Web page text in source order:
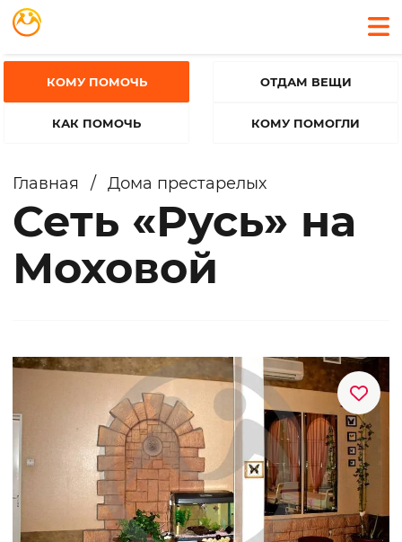
КОМУ ПОМОЧЬ
КАК ПОМОЧЬ
ОТДАМ ВЕЩИ
КОМУ ПОМОГЛИ
Главная / Дома престарелых
Сеть «Русь» на
Моховой